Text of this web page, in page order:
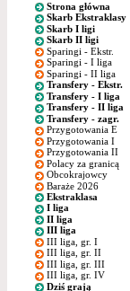
Strona główna
Skarb Ekstraklasy
Skarb I ligi
Skarb II ligi
Sparingi - Ekstr.
Sparingi - I liga
Sparingi - II liga
Transfery - Ekstr.
Transfery - I liga
Transfery - II liga
Transfery - zagr.
Przygotowania E
Przygotowania I
Przygotowania II
Polacy za granicą
Obcokrajowcy
Baraże 2026
Ekstraklasa
I liga
II liga
III liga
III liga, gr. I
III liga, gr. II
III liga, gr. III
III liga, gr. IV
Dziś grają